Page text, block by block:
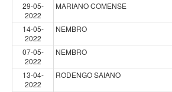
29-05-
2022
MARIANO COMENSE
14-05-
2022
NEMBRO
07-05-
2022
NEMBRO
13-04-
2022
RODENGO SAIANO